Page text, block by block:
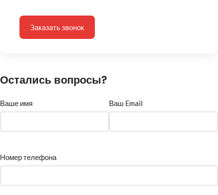
Заказать звонок
Остались вопросы?
Ваше имя Ваш Email
Номер телефона